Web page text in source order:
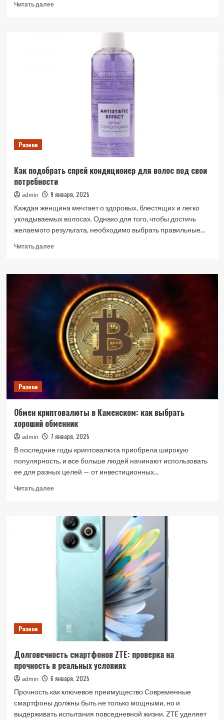
Читать далееПрочитать
Разное
Как подобрать спрей кондиционер для волос под свои
потребности
admin
9 января, 2025
Каждая женщина мечтает о здоровых, блестящих и легко
укладываемых волосах. Однако для того, чтобы достичь
желаемого результата, необходимо выбрать правильные...
Читать далееПрочитать
Как
кондиционер
для
волос
под
свои
потребности
Разное
Обмен криптовалюты в Каменском: как выбрать
хороший обменник
admin
7 января, 2025
В последние годы криптовалюта приобрела широкую
популярность, и все больше людей начинают использовать
ее для разных целей — от инвестиционных...
Читать далееПрочитать
Обмен
криптовалюты
Каменском:
Разное
Долговечность смартфонов ZTE: проверка на
прочность в реальных условиях
admin
6 января, 2025
Прочность как ключевое преимущество Современные
смартфоны должны быть не только мощными, но и
выдерживать испытания повседневной жизни. ZTE уделяет